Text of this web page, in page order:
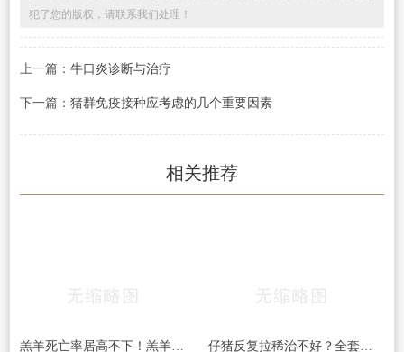
犯了您的版权，请联系我们处理！
上一篇： 牛口炎诊断与治疗
下一篇： 猪群免疫接种应考虑的几个重要因素
相关推荐
羔羊死亡率居高不下！羔羊常见5大杀手病，早发现、早预防，少伤亡！ 仔猪反复拉稀治不好？全套处理方案收好